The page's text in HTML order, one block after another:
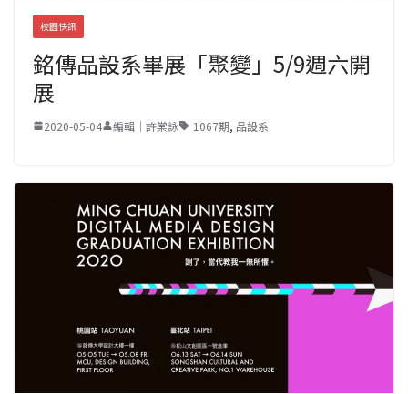
校園快訊
銘傳品設系畢展「聚變」5/9週六開
展
2020-05-04 編輯｜許棠詠 1067期, 品設系